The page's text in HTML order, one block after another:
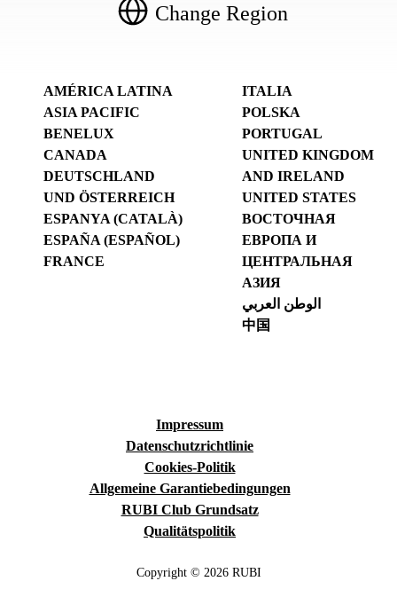
Change Region
AMÉRICA LATINA
ASIA PACIFIC
BENELUX
CANADA
DEUTSCHLAND
UND ÖSTERREICH
ESPANYA (CATALÀ)
ESPAÑA (ESPAÑOL)
FRANCE
ITALIA
POLSKA
PORTUGAL
UNITED KINGDOM
AND IRELAND
UNITED STATES
ВОСТОЧНАЯ
ЕВРОПА И
ЦЕНТРАЛЬНАЯ
АЗИЯ
الوطن العربي
中国
Impressum
Datenschutzrichtlinie
Cookies-Politik
Allgemeine Garantiebedingungen
RUBI Club Grundsatz
Qualitätspolitik
Copyright © 2026 RUBI